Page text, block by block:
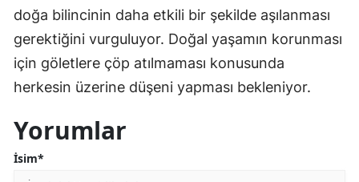
doğa bilincinin daha etkili bir şekilde aşılanması
gerektiğini vurguluyor. Doğal yaşamın korunması
için göletlere çöp atılmaması konusunda
herkesin üzerine düşeni yapması bekleniyor.
Yorumlar
İsim*